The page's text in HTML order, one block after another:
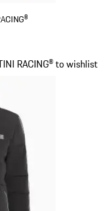
RACING® to wishlist